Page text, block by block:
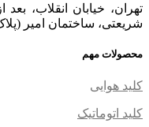
تهران، خیابان انقلاب،
شریعتی، ساختمان امیر (پلاک362)، طبقه 1،
محصولات مهم
کلید هوایی
کلید اتوماتیک